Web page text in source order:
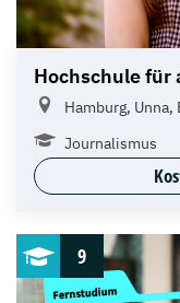
Hochschule für
Hamburg,
Journalismus
9